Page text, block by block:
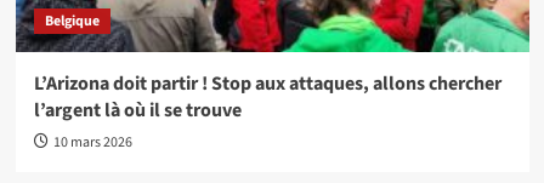
Belgique
L’Arizona doit partir ! Stop aux attaques, allons chercher
l’argent là où il se trouve
10 mars 2026